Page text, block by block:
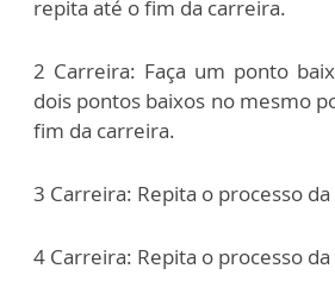
repita até o fim da carreira.
2 Carreira: Faça um ponto
dois pontos baixos no mesmo
fim da carreira.
3 Carreira: Repita o processo
4 Carreira: Repita o processo